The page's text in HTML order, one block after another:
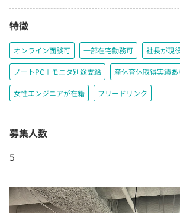
特徴
オンライン面談可 一部在宅勤務可 社長が現
ノートPC＋モニタ別途支給 産休育休取得実績あ
女性エンジニアが在籍 フリードリンク
募集人数
5